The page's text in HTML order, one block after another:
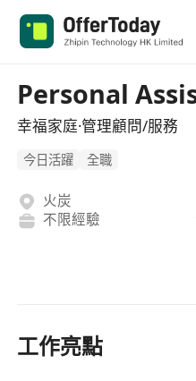
Personal
幸福家庭·管理顧問/服務
今日活躍 全職
火炭
不限經驗
工作亮點